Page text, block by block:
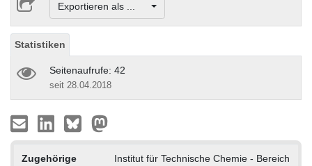
Exportieren als ...
Statistiken
Seitenaufrufe: 42
seit 28.04.2018
Zugehörige
Institut für Technische Chemie - Bereich